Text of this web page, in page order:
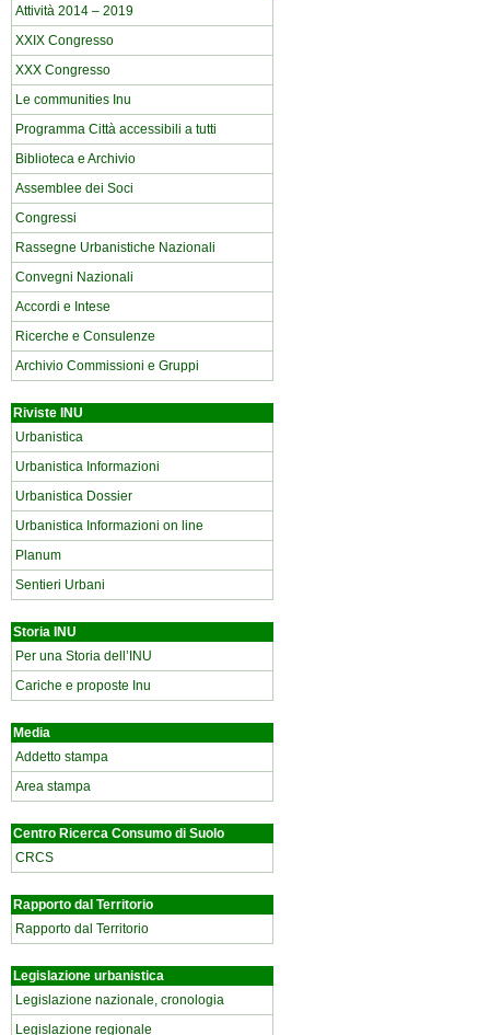
Attività 2014 – 2019
XXIX Congresso
XXX Congresso
Le communities Inu
Programma Città accessibili a tutti
Biblioteca e Archivio
Assemblee dei Soci
Congressi
Rassegne Urbanistiche Nazionali
Convegni Nazionali
Accordi e Intese
Ricerche e Consulenze
Archivio Commissioni e Gruppi
Riviste INU
Urbanistica
Urbanistica Informazioni
Urbanistica Dossier
Urbanistica Informazioni on line
Planum
Sentieri Urbani
Storia INU
Per una Storia dell’INU
Cariche e proposte Inu
Media
Addetto stampa
Area stampa
Centro Ricerca Consumo di Suolo
CRCS
Rapporto dal Territorio
Rapporto dal Territorio
Legislazione urbanistica
Legislazione nazionale, cronologia
Legislazione regionale